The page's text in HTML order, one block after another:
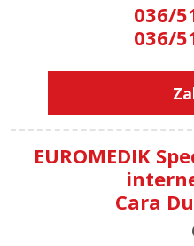
036/
036/
EUROMEDIK
Cara